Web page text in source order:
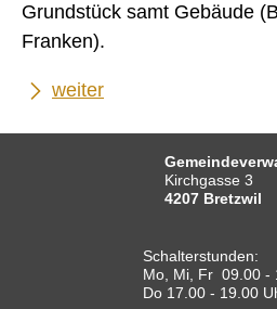
Grundstück samt Gebäude
Franken).
weiter
Kirchgasse 3
4207 Bretzwil
Schalterstunden:
Mo, Mi, Fr 09.00 -
Do 17.00 - 19.00